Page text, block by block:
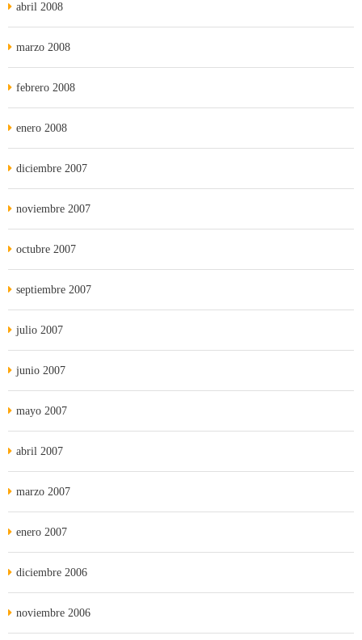
abril 2008
marzo 2008
febrero 2008
enero 2008
diciembre 2007
noviembre 2007
octubre 2007
septiembre 2007
julio 2007
junio 2007
mayo 2007
abril 2007
marzo 2007
enero 2007
diciembre 2006
noviembre 2006